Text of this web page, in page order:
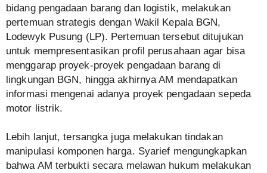
bidang pengadaan barang dan logistik, melakukan
pertemuan strategis dengan Wakil Kepala BGN,
Lodewyk Pusung (LP). Pertemuan tersebut ditujukan
untuk mempresentasikan profil perusahaan agar bisa
menggarap proyek-proyek pengadaan barang di
lingkungan BGN, hingga akhirnya AM mendapatkan
informasi mengenai adanya proyek pengadaan sepeda
motor listrik.
Lebih lanjut, tersangka juga melakukan tindakan
manipulasi komponen harga. Syarief mengungkapkan
bahwa AM terbukti secara melawan hukum melakukan